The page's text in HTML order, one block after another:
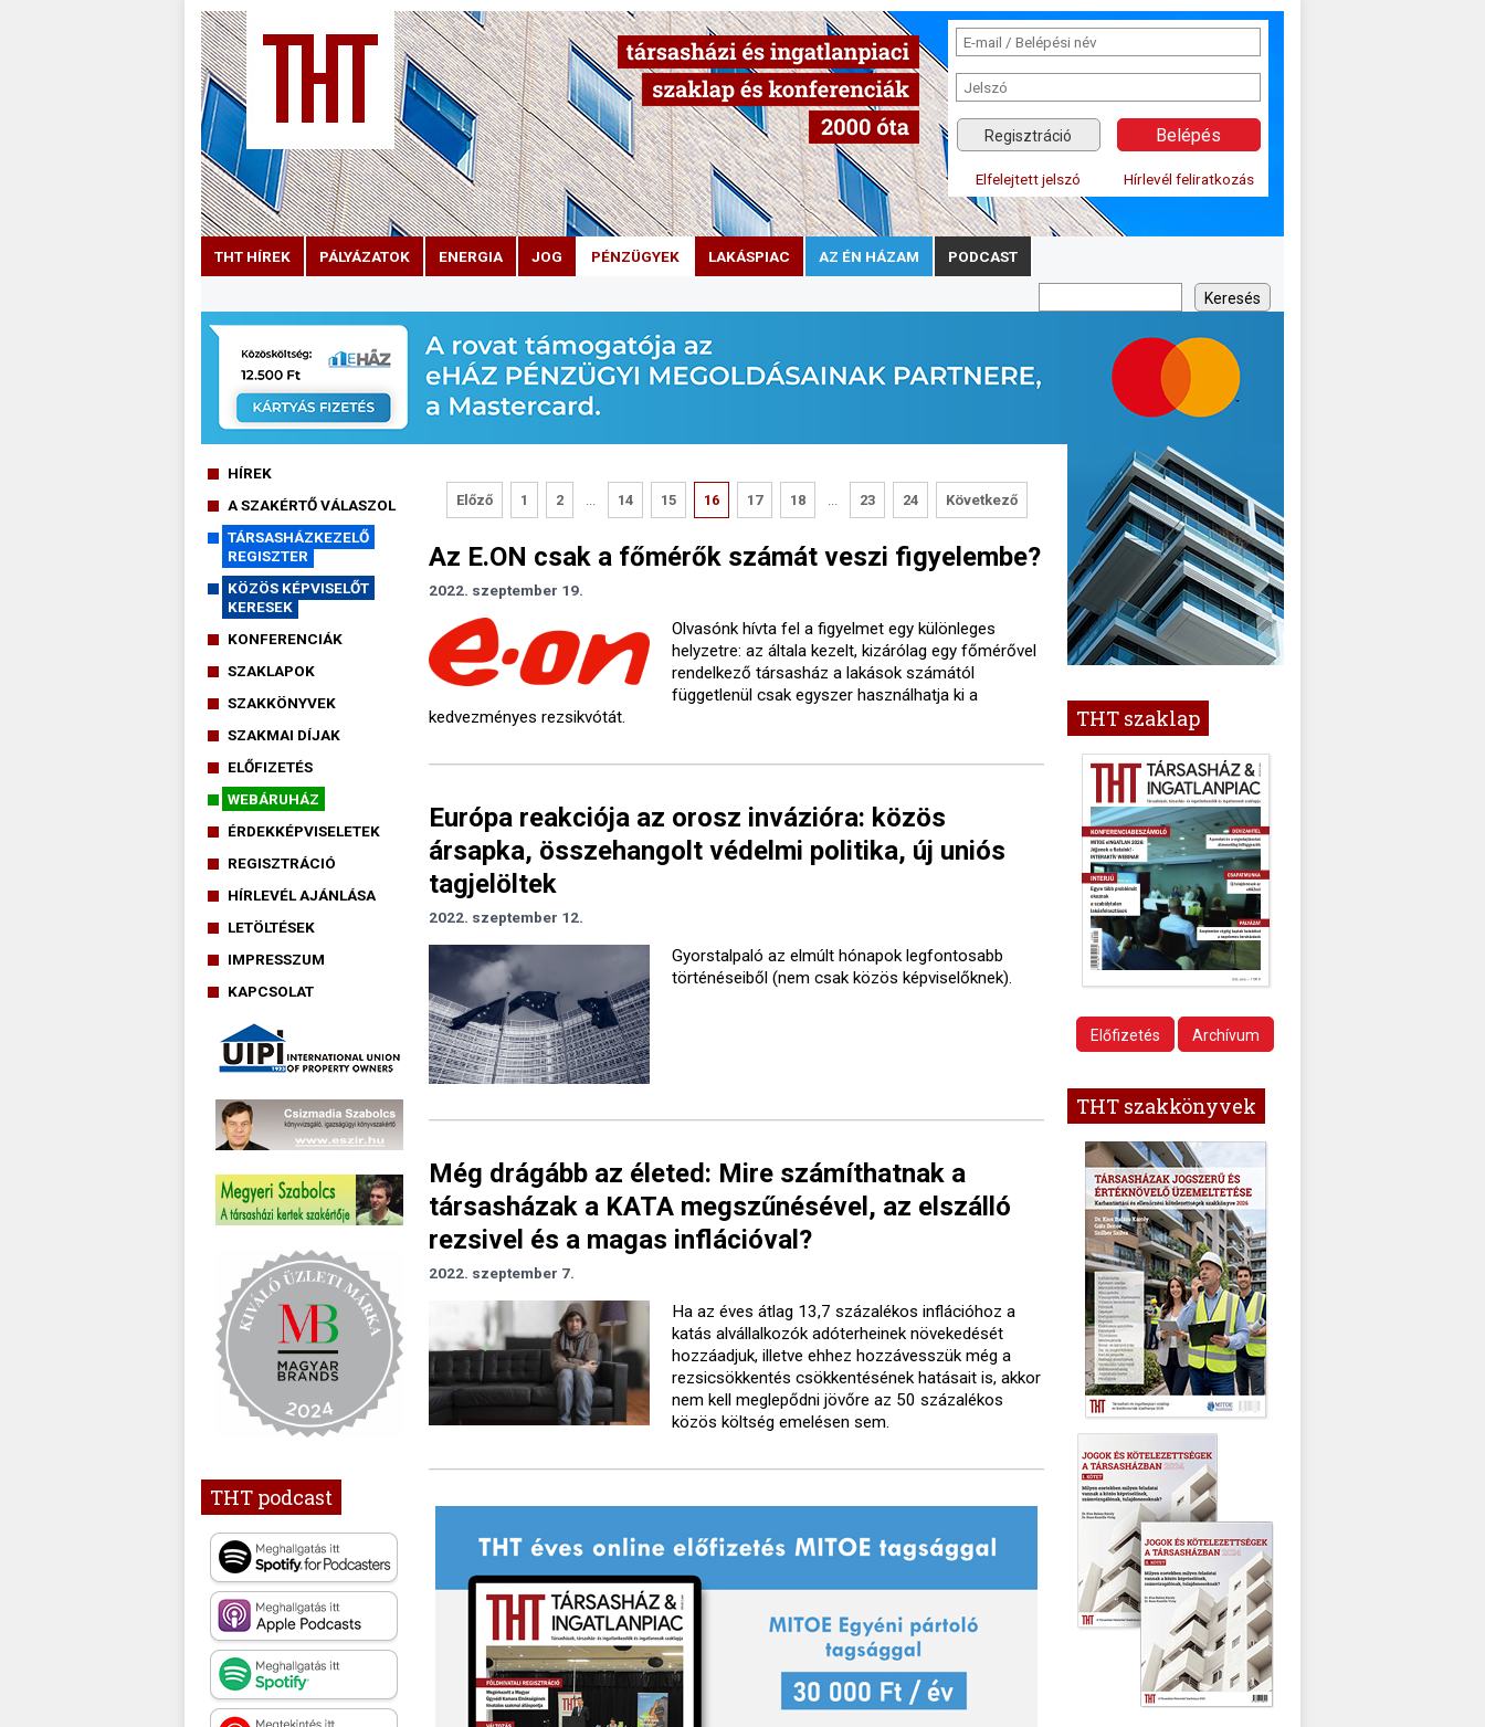
Regisztráció
Elfelejtett jelszó Hírlevél feliratkozás
THT HÍREK PÁLYÁZATOK ENERGIA JOG PÉNZÜGYEK LAKÁSPIAC AZ ÉN HÁZAM PODCAST
HÍREK
A SZAKÉRTŐ VÁLASZOL
TÁRSASHÁZKEZELŐ
REGISZTER
KÖZÖS KÉPVISELŐT
KERESEK
KONFERENCIÁK
SZAKLAPOK
SZAKKÖNYVEK
SZAKMAI DÍJAK
ELŐFIZETÉS
WEBÁRUHÁZ
ÉRDEKKÉPVISELETEK
REGISZTRÁCIÓ
HÍRLEVÉL AJÁNLÁSA
LETÖLTÉSEK
IMPRESSZUM
KAPCSOLAT
THT podcast
Előző 1 2 14 15 16 17 18 23 24 Következő
Az E.ON csak a főmérők számát veszi figyelembe?
2022. szeptember 19.
Olvasónk hívta fel a figyelmet egy különleges
helyzetre: az általa kezelt, kizárólag egy főmérővel
rendelkező társasház a lakások számától
függetlenül csak egyszer használhatja ki a
kedvezményes rezsikvótát.
Európa reakciója az orosz invázióra: közös
ársapka, összehangolt védelmi politika, új uniós
tagjelöltek
2022. szeptember 12.
Gyorstalpaló az elmúlt hónapok legfontosabb
történéseiből (nem csak közös képviselőknek).
Még drágább az életed: Mire számíthatnak a
társasházak a KATA megszűnésével, az elszálló
rezsivel és a magas inflációval?
2022. szeptember 7.
Ha az éves átlag 13,7 százalékos inflációhoz a
katás alvállalkozók adóterheinek növekedését
hozzáadjuk, illetve ehhez hozzávesszük még a
rezsicsökkentés csökkentésének hatásait is, akkor
nem kell meglepődni jövőre az 50 százalékos
közös költség emelésen sem.
THT szaklap
Előfizetés Archívum
THT szakkönyvek